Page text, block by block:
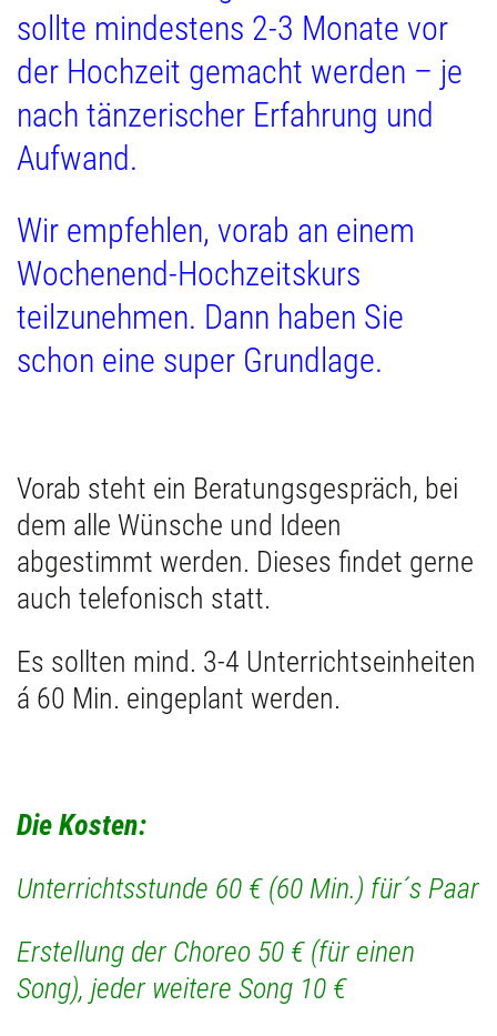
sollte mindestens 2-3 Monate vor
der Hochzeit gemacht werden – je
nach tänzerischer Erfahrung und
Aufwand.
Wir empfehlen, vorab an einem
Wochenend-Hochzeitskurs
teilzunehmen. Dann haben Sie
schon eine super Grundlage.
Vorab steht ein Beratungsgespräch, bei
dem alle Wünsche und Ideen
abgestimmt werden. Dieses findet gerne
auch telefonisch statt.
Es sollten mind. 3-4 Unterrichtseinheiten
á 60 Min. eingeplant werden.
Die Kosten:
Unterrichtsstunde 60 € (60 Min.) für´s Paar
Erstellung der Choreo 50 € (für einen
Song), jeder weitere Song 10 €